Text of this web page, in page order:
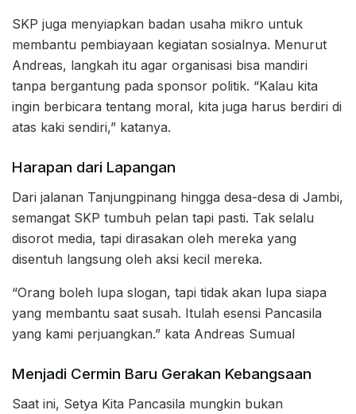
SKP juga menyiapkan badan usaha mikro untuk
membantu pembiayaan kegiatan sosialnya. Menurut
Andreas, langkah itu agar organisasi bisa mandiri
tanpa bergantung pada sponsor politik. “Kalau kita
ingin berbicara tentang moral, kita juga harus berdiri di
atas kaki sendiri,” katanya.
Harapan dari Lapangan
Dari jalanan Tanjungpinang hingga desa-desa di Jambi,
semangat SKP tumbuh pelan tapi pasti. Tak selalu
disorot media, tapi dirasakan oleh mereka yang
disentuh langsung oleh aksi kecil mereka.
“Orang boleh lupa slogan, tapi tidak akan lupa siapa
yang membantu saat susah. Itulah esensi Pancasila
yang kami perjuangkan.” kata Andreas Sumual
Menjadi Cermin Baru Gerakan Kebangsaan
Saat ini, Setya Kita Pancasila mungkin bukan